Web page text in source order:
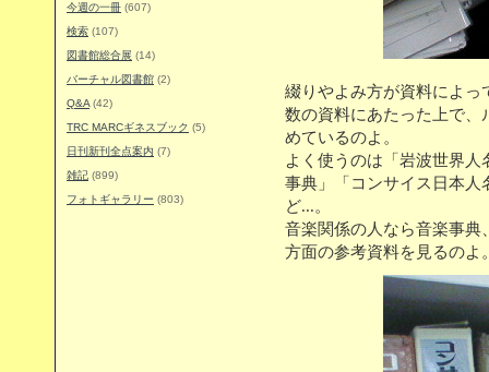
今週の一冊 (607)
検索 (107)
図書館総合展 (14)
バーチャル図書館 (2)
Q&A (42)
TRC MARCギネスブック (5)
日刊新刊全点案内 (7)
雑記 (899)
フォトギャラリー (803)
綴りやよみ方が資料によっ
数の資料にあたった上で、
めているのよ。
よく使うのは「岩波世界
事典」「コンサイス日本人
ど...。
音楽関係の人なら音楽事典
方面の参考資料を見るのよ